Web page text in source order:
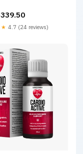
4.7 (24 reviews)